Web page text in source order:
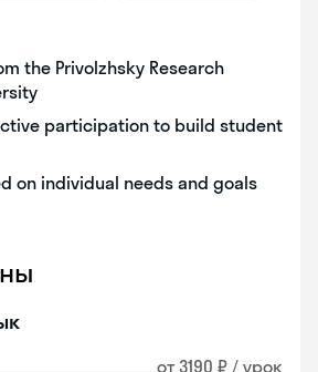
the Privolzhsky Research
participation to build student
on individual needs and goals
от 3190 ₽ / урок